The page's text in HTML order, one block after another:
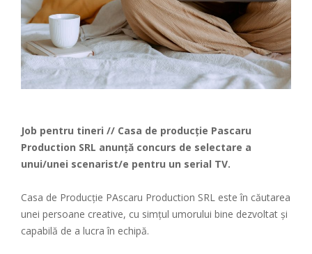
Job pentru tineri // Casa de producție Pascaru
Production SRL anunță concurs de selectare a
unui/unei scenarist/e pentru un serial TV.
Casa de Producție PAscaru Production SRL este în căutarea
unei persoane creative, cu simțul umorului bine dezvoltat și
capabilă de a lucra în echipă.